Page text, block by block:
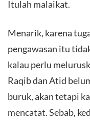
Itulah malaikat.
Menarik, karena
pengawasan itu
kalau perlu
Raqib dan Atid
buruk, akan tetapi
mencatat. Sebab,